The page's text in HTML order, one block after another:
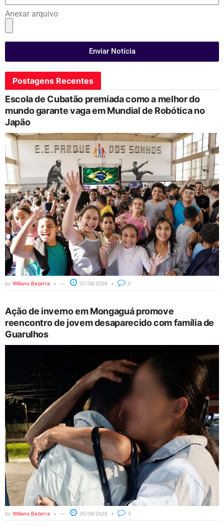
Anexar arquivo
Enviar Notícia
Postagens Recentes
Escola de Cubatão premiada como a melhor do
mundo garante vaga em Mundial de Robótica no
Japão
by Willians Bezerra 07/08/2026 0
Ação de inverno em Mongaguá promove
reencontro de jovem desaparecido com família de
Guarulhos
by Willians Bezerra 05/08/2026 0